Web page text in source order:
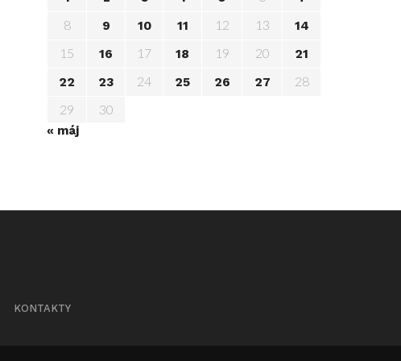
8 9 10 11 12 13 14
15 16 17 18 19 20
21
22
23 24 25 26 27
28
29
30
« máj
KONTAKTY